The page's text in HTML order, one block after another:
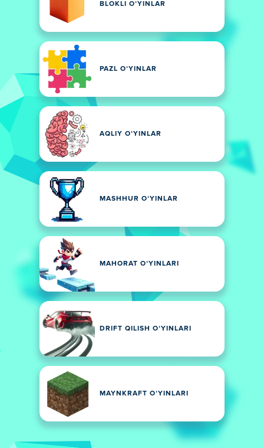
BLOKLI OʻYINLAR
PAZL OʻYINLAR
AQLIY OʻYINLAR
MASHHUR OʻYINLAR
MAHORAT OʻYINLARI
DRIFT QILISH OʻYINLARI
MAYNKRAFT OʻYINLARI